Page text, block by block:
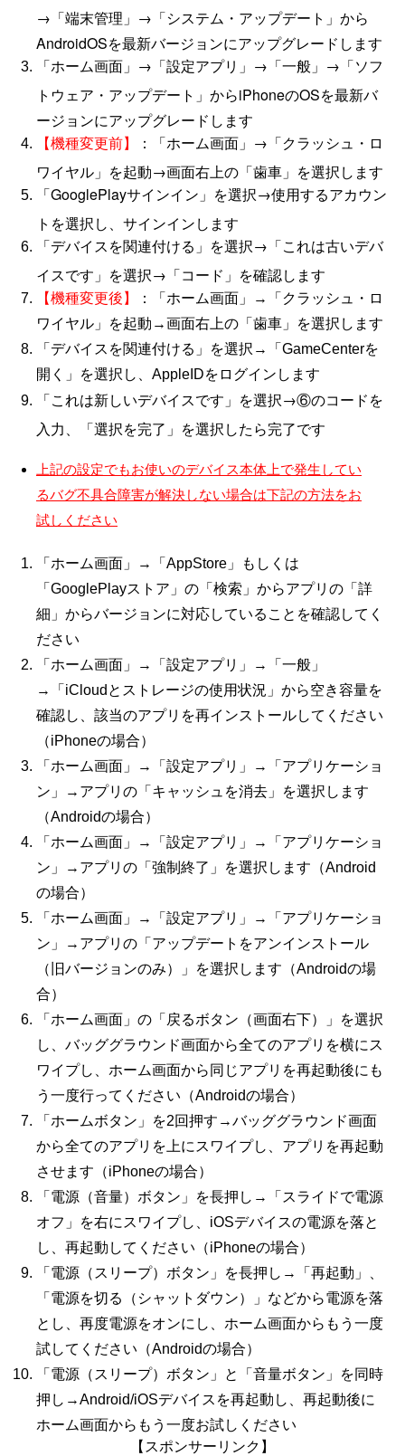
→「端末管理」→「システム・アップデート」から
AndroidOSを最新バージョンにアップグレードします
「ホーム画面」→「設定アプリ」→「一般」→「ソフ
トウェア・アップデート」からiPhoneのOSを最新バ
ージョンにアップグレードします
【機種変更前】
：「ホーム画面」→「クラッシュ・ロ
ワイヤル」を起動→画面右上の「歯車」を選択します
「GooglePlayサインイン」を選択→使用するアカウン
トを選択し、サインインします
「デバイスを関連付ける」を選択→「これは古いデバ
イスです」を選択→「コード」を確認します
【機種変更後】
：
「ホーム画面」→「クラッシュ・ロ
ワイヤル」を起動→画面右上の「歯車」を選択します
「デバイスを関連付ける」を選択→「GameCenterを
開く」を選択し、AppleIDをログインします
「これは新しいデバイスです」を選択→⑥のコードを
入力、「選択を完了」を選択したら完了です
上記の設定でもお使いのデバイス本体上で発生してい
るバグ不具合障害が解決しない場合は下記の方法をお
試しください
「ホーム画面」→「AppStore」もしくは
「 GooglePlayストア」の「検索」からアプリの「詳
細」からバージョンに対応していることを確認してく
ださい
「ホーム画面」→「設定アプリ」→「一般」
→「 iCloud とストレージの使用状況」から空き容量を
確認し、該当のアプリを再インストールしてください
（iPhoneの場合）
「ホーム画面」→「設定アプリ」→「アプリケーショ
ン」→アプリの「キャッシュを消去」を選択します
（Androidの場合）
「ホーム画面」→「設定アプリ」→「アプリケーショ
ン」→アプリの「強制終了」を選択します（Android
の場合）
「ホーム画面」→「設定アプリ」→「アプリケーショ
ン」→アプリの「アップデートをアンインストール
（旧バージョンのみ）」を選択します（Androidの場
合）
「ホーム画面」の「戻るボタン（画面右下）」を選択
し、バッググラウンド画面から全てのアプリを横にス
ワイプし、ホーム画面から同じアプリを再起動後にも
う一度行ってください（Androidの場合）
「ホームボタン」を2回押す→バッググラウンド画面
から全てのアプリを上にスワイプし、アプリを再起動
させます（iPhoneの場合）
「電源（音量）ボタン」を長押し→「スライドで電源
オフ」を右にスワイプし、 iOSデバイスの電源を落と
し、再起動してください（iPhoneの場合）
「電源（スリープ）ボタン」を長押し→「再起動」、
「電源を切る（シャットダウン）」などから電源を落
とし、再度電源をオンにし、ホーム画面からもう一度
試してください（Androidの場合）
「電源（スリープ）ボタン」と「音量ボタン」を同時
押し→Android/iOSデバイスを再起動し、再起動後に
ホーム画面からもう一度お試しください
【スポンサーリンク】